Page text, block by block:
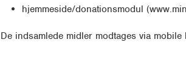
hjemmeside/donationsmodul
De indsamlede midler modtages via